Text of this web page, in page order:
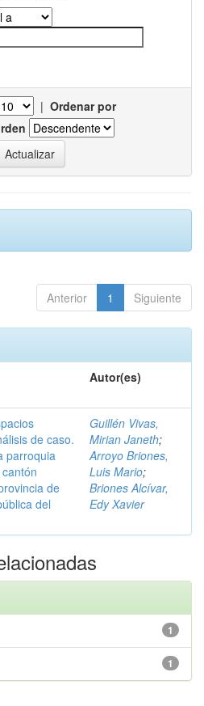
| Ordenar por
Anterior 1 Siguiente
Autor(es)
de caso.
parroquia
de
del
Guillén Vivas,
Mirian Janeth;
Arroyo Briones,
Luis Mario;
Briones Alcívar,
Edy Xavier
1
1